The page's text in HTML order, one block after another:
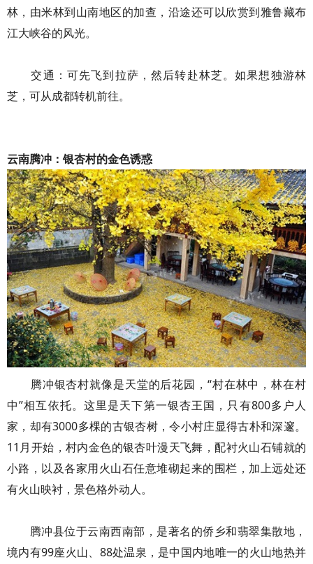
林，由米林到山南地区的加查，沿途还可以欣赏到雅鲁藏布
江大峡谷的风光。
交通：可先飞到拉萨，然后转赴林芝。如果想独游林
芝，可从成都转机前往。
云南腾冲：银杏村的金色诱惑
腾冲银杏村就像是天堂的后花园，“村在林中，林在村
中”相互依托。这里是天下第一银杏王国，只有800多户人
家，却有3000多棵的古银杏树，令小村庄显得古朴和深邃。
11月开始，村内金色的银杏叶漫天飞舞，配衬火山石铺就的
小路，以及各家用火山石任意堆砌起来的围栏，加上远处还
有火山映衬，景色格外动人。
腾冲县位于云南西南部，是著名的侨乡和翡翠集散地，
境内有99座火山、88处温泉，是中国内地唯一的火山地热并